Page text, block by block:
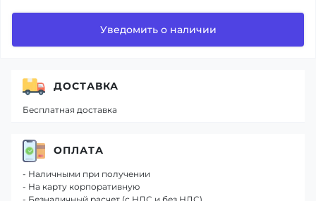
Уведомить о наличии
ДОСТАВКА
Бесплатная доставка
ОПЛАТА
- Наличными при получении
- На карту корпоративную
- Безналичный расчет (с НДС и без НДС)